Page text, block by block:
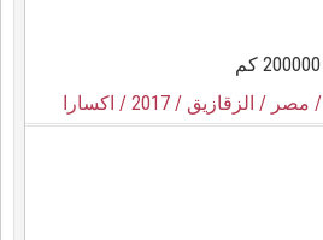
/ مصر / الزقازيق / 2017
/ اكسارا